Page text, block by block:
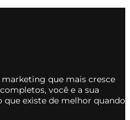
que mais cresce
você e a sua
que existe de melhor quando